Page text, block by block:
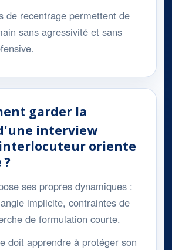
de recentrage permettent de
sans agressivité et sans
garder la
interview
oriente
ses propres dynamiques :
implicite, contraintes de
de formulation courte.
doit apprendre à protéger son